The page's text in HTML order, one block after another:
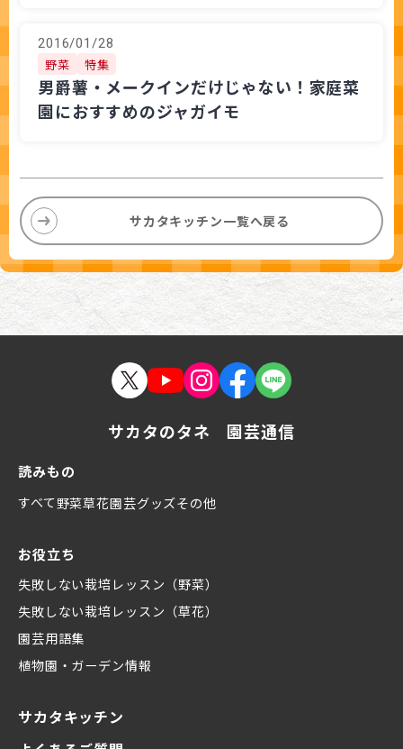
2016/01/28
野菜 特集
男爵薯・メークインだけじゃない！家庭菜
園におすすめのジャガイモ
サカタキッチン一覧へ戻る
サカタのタネ 園芸通信
読みもの
すべて野菜草花園芸グッズその他
お役立ち
失敗しない栽培レッスン（野菜）
失敗しない栽培レッスン（草花）
園芸用語集
植物園・ガーデン情報
サカタキッチン